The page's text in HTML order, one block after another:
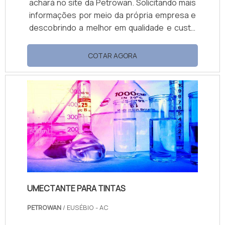
achará no site da Petrowan. Solicitando mais
informações por meio da própria empresa e
descobrindo a melhor em qualidade e custo
preço acessível, com a Petrowan o cliente
encontrará ótima qualidade com soluções de
distribuição de produtos químicos. MAIS
DETALHES SOBRE VISCOPON PREÇO A
Petrowan objetiva sua energia em
proporcionar uma estrutura com escritório
d...
COTAR AGORA
UMECTANTE PARA TINTAS
PETROWAN / EUSÉBIO - AC